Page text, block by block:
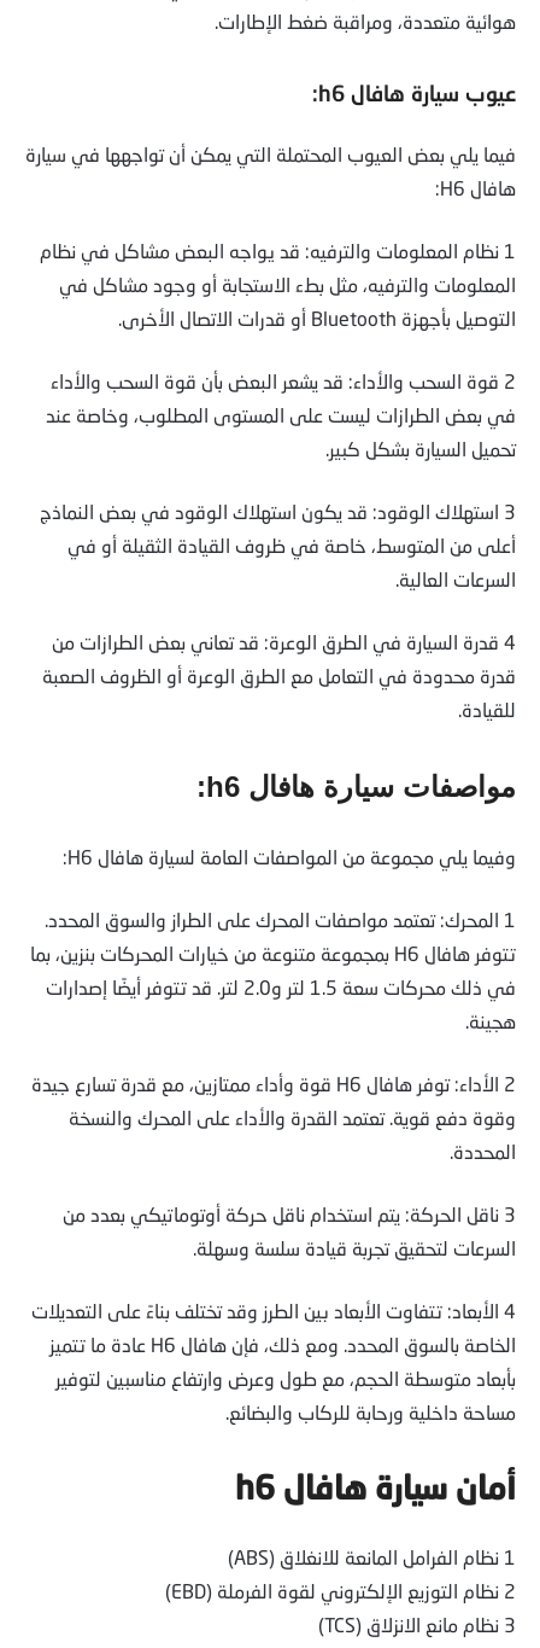
هوائية متعددة، ومراقبة ضغط الإطارات.
عيوب سيارة هافال h6:
فيما يلي بعض العيوب المحتملة التي يمكن أن تواجهها في سيارة
هافال H6:
1 نظام المعلومات والترفيه: قد يواجه البعض مشاكل في نظام
المعلومات والترفيه، مثل بطء الاستجابة أو وجود مشاكل في
التوصيل بأجهزة Bluetooth أو قدرات الاتصال الأخرى.
2 قوة السحب والأداء: قد يشعر البعض بأن قوة السحب والأداء
في بعض الطرازات ليست على المستوى المطلوب، وخاصة عند
تحميل السيارة بشكل كبير.
3 استهلاك الوقود: قد يكون استهلاك الوقود في بعض النماذج
أعلى من المتوسط، خاصة في ظروف القيادة الثقيلة أو في
السرعات العالية.
4 قدرة السيارة في الطرق الوعرة: قد تعاني بعض الطرازات من
قدرة محدودة في التعامل مع الطرق الوعرة أو الظروف الصعبة
للقيادة.
مواصفات سيارة هافال h6:
وفيما يلي مجموعة من المواصفات العامة لسيارة هافال H6:
1 المحرك: تعتمد مواصفات المحرك على الطراز والسوق المحدد.
تتوفر هافال H6 بمجموعة متنوعة من خيارات المحركات بنزين، بما
في ذلك محركات سعة 1.5 لتر و2.0 لتر. قد تتوفر أيضًا إصدارات
هجينة.
2 الأداء: توفر هافال H6 قوة وأداء ممتازين، مع قدرة تسارع جيدة
وقوة دفع قوية. تعتمد القدرة والأداء على المحرك والنسخة
المحددة.
3 ناقل الحركة: يتم استخدام ناقل حركة أوتوماتيكي بعدد من
السرعات لتحقيق تجربة قيادة سلسة وسهلة.
4 الأبعاد: تتفاوت الأبعاد بين الطرز وقد تختلف بناءً على التعديلات
الخاصة بالسوق المحدد. ومع ذلك، فإن هافال H6 عادة ما تتميز
بأبعاد متوسطة الحجم، مع طول وعرض وارتفاع مناسبين لتوفير
مساحة داخلية ورحابة للركاب والبضائع.
أمان سيارة هافال h6
1 نظام الفرامل المانعة للانغلاق (ABS)
2 نظام التوزيع الإلكتروني لقوة الفرملة (EBD)
3 نظام مانع الانزلاق (TCS)